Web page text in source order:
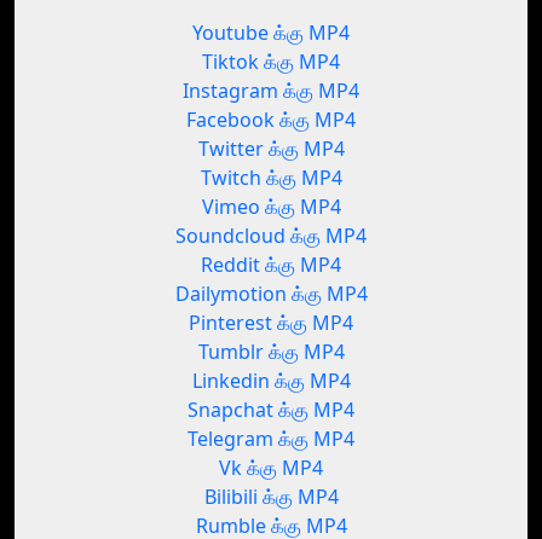
Youtube க்கு MP4
Tiktok க்கு MP4
Instagram க்கு MP4
Facebook க்கு MP4
Twitter க்கு MP4
Twitch க்கு MP4
Vimeo க்கு MP4
Soundcloud க்கு MP4
Reddit க்கு MP4
Dailymotion க்கு MP4
Pinterest க்கு MP4
Tumblr க்கு MP4
Linkedin க்கு MP4
Snapchat க்கு MP4
Telegram க்கு MP4
Vk க்கு MP4
Bilibili க்கு MP4
Rumble க்கு MP4